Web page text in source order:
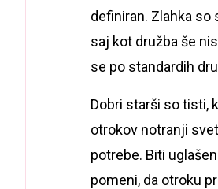
definiran. Zlahka so
saj kot družba še
se po standardih
Dobri starši so tisti,
otrokov notranji
potrebe. Biti
pomeni, da otroku